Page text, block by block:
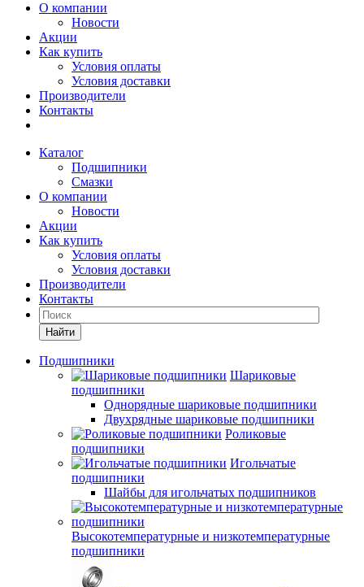
О компании
Новости
Акции
Как купить
Условия оплаты
Условия доставки
Производители
Контакты
Каталог
Подшипники
Смазки
О компании
Новости
Акции
Как купить
Условия оплаты
Условия доставки
Производители
Контакты
Найти
Подшипники
Шариковые
подшипники
Однорядные шариковые подшипники
Двухрядные шариковые подшипники
Роликовые
подшипники
Игольчатые
подшипники
Шайбы для игольчатых подшипников
Высокотемпературные и низкотемпературные
подшипники